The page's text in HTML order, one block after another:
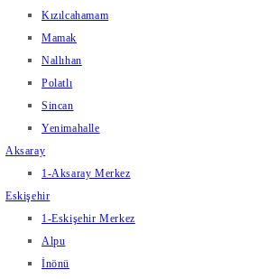
Kızılcahamam
Mamak
Nallıhan
Polatlı
Sincan
Yenimahalle
Aksaray
1-Aksaray Merkez
Eskişehir
1-Eskişehir Merkez
Alpu
İnönü